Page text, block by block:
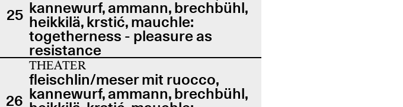
25 kannewurf, ammann, brechbühl,
heikkilä, krstić, mauchle:
togetherness - pleasure as
resistance
26
THEATER
fleischlin/meser mit ruocco,
kannewurf, ammann, brechbühl,